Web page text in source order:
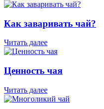
Как заваривать чай?
Читать далее
Ценность чая
Читать далее